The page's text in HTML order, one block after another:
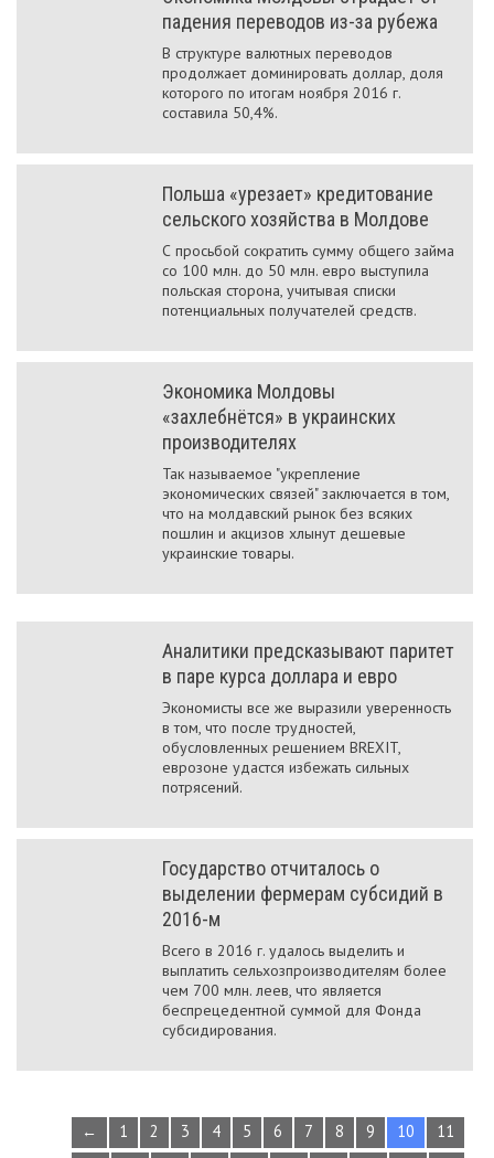
падения переводов из-за рубежа
В структуре валютных переводов
продолжает дoминировать доллар, доля
которого по итогам ноября 2016 г.
составила 50,4%.
Польша «урезает» кредитование
сельского хозяйства в Молдове
С просьбой сократить сумму общего займа
со 100 млн. до 50 млн. евро выступила
польская сторона, учитывая списки
потенциальных получателей средств.
Экономика Молдовы
«захлебнётся» в украинских
производителях
Так называемое "укрепление
экономических связей" заключается в том,
что на молдавский рынок без всяких
пошлин и акцизов хлынут дешевые
украинские товары.
Аналитики предсказывают паритет
в паре курса доллара и евро
Экономисты все же выразили уверенность
в том, что после трудностей,
обусловленных решением BREXIT,
еврозоне удастся избежать сильных
потрясений.
Государство отчиталось о
выделении фермерам субсидий в
2016-м
Всего в 2016 г. удалось выделить и
выплатить сельхозпроизводителям более
чем 700 млн. леев, что является
беспрецедентной суммой для Фонда
субсидирования.
← 1 2 3 4 5 6 7 8 9 10
11